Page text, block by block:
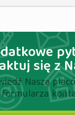
się z
Naszą